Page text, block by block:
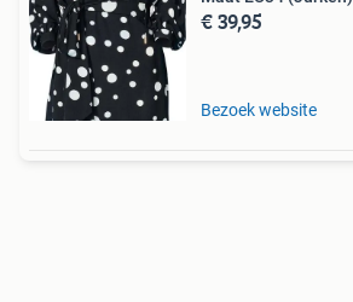
€ 39,95
Bezoek website